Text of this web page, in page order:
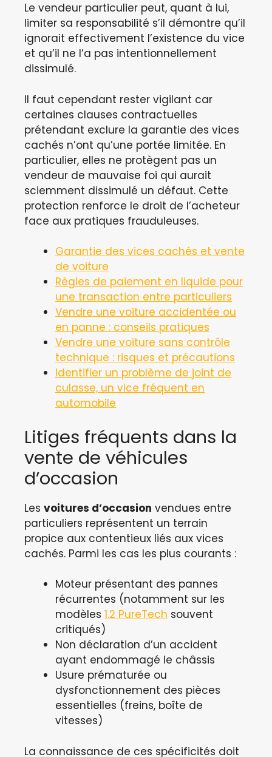
Le vendeur particulier peut, quant à lui,
limiter sa responsabilité s’il démontre qu’il
ignorait effectivement l’existence du vice
et qu’il ne l’a pas intentionnellement
dissimulé.
Il faut cependant rester vigilant car
certaines clauses contractuelles
prétendant exclure la garantie des vices
cachés n’ont qu’une portée limitée. En
particulier, elles ne protègent pas un
vendeur de mauvaise foi qui aurait
sciemment dissimulé un défaut. Cette
protection renforce le droit de l’acheteur
face aux pratiques frauduleuses.
Garantie des vices cachés et vente
de voiture
Règles de paiement en liquide pour
une transaction entre particuliers
Vendre une voiture accidentée ou
en panne : conseils pratiques
Vendre une voiture sans contrôle
technique : risques et précautions
Identifier un problème de joint de
culasse, un vice fréquent en
automobile
Litiges fréquents dans la
vente de véhicules
d’occasion
Les voitures d’occasion vendues entre
particuliers représentent un terrain
propice aux contentieux liés aux vices
cachés. Parmi les cas les plus courants :
Moteur présentant des pannes
récurrentes (notamment sur les
modèles 1.2 PureTech souvent
critiqués)
Non déclaration d’un accident
ayant endommagé le châssis
Usure prématurée ou
dysfonctionnement des pièces
essentielles (freins, boîte de
vitesses)
La connaissance de ces spécificités doit